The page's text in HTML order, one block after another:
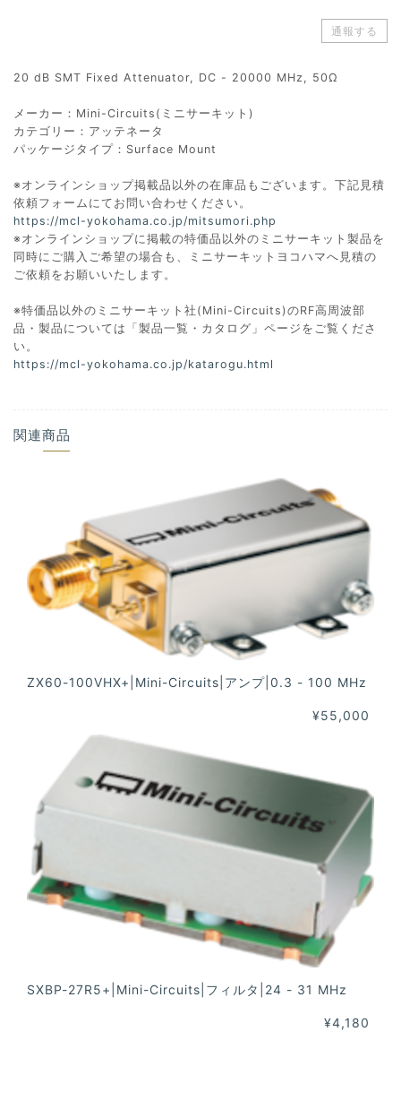
通報する
20 dB SMT Fixed Attenuator, DC - 20000 MHz, 50Ω
メーカー：Mini-Circuits(ミニサーキット)
カテゴリー：アッテネータ
パッケージタイプ：Surface Mount
※オンラインショップ掲載品以外の在庫品もございます。下記見積
依頼フォームにてお問い合わせください。
https://mcl-yokohama.co.jp/mitsumori.php
※オンラインショップに掲載の特価品以外のミニサーキット製品を
同時にご購入ご希望の場合も、ミニサーキットヨコハマへ見積の
ご依頼をお願いいたします。
※特価品以外のミニサーキット社(Mini-Circuits)のRF高周波部
品・製品については「製品一覧・カタログ」ページをご覧くださ
い。
https://mcl-yokohama.co.jp/katarogu.html
関連商品
ZX60-100VHX+|Mini-Circuits|アンプ|0.3 - 100 MHz
¥55,000
SXBP-27R5+|Mini-Circuits|フィルタ|24 - 31 MHz
¥4,180